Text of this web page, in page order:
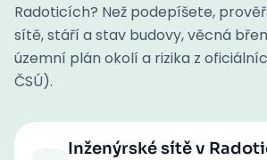
Radoticích? Než podepíšete,
sítě, stáří a stav budovy, věcná
územní plán okolí a rizika z
ČSÚ).
Inženýrské sítěv